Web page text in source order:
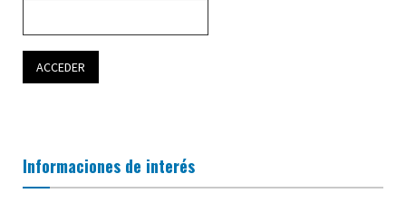
Informaciones de interés